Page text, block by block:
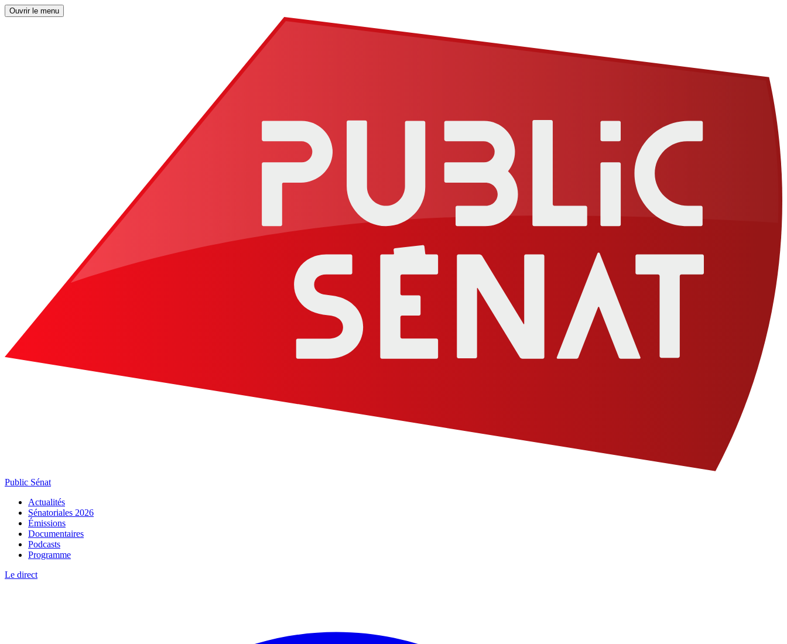
Ouvrir le menu
Public Sénat
Actualités
Sénatoriales 2026
Émissions
Documentaires
Podcasts
Programme
Le direct